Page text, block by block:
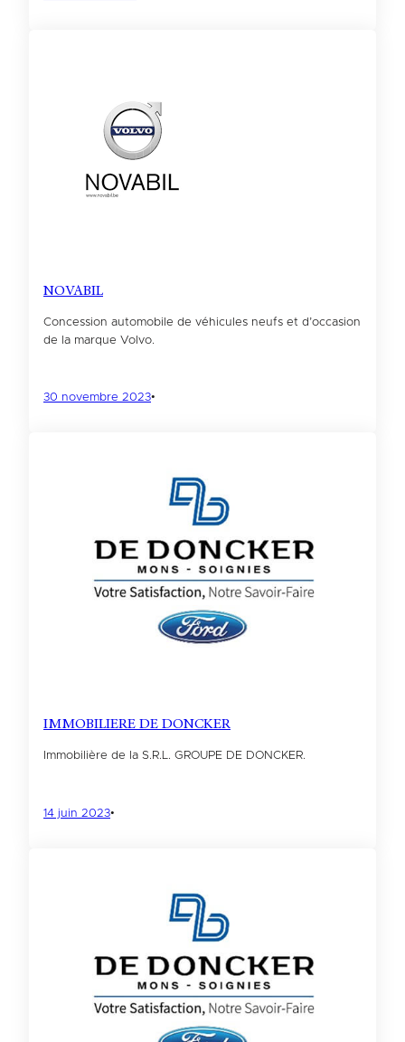
NOVABIL
Concession automobile de véhicules neufs et d’occasion
de la marque Volvo.
30 novembre 2023•
IMMOBILIERE DE DONCKER
Immobilière de la S.R.L. GROUPE DE DONCKER.
14 juin 2023•